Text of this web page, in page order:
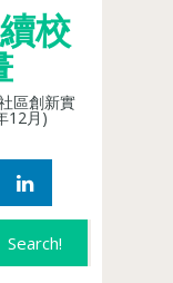
校
區創新實
12月)